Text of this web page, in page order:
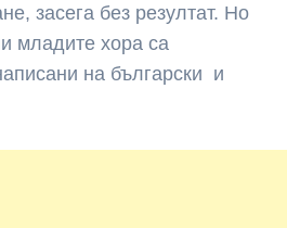
засега без резултат. Но
младите хора са
на български и